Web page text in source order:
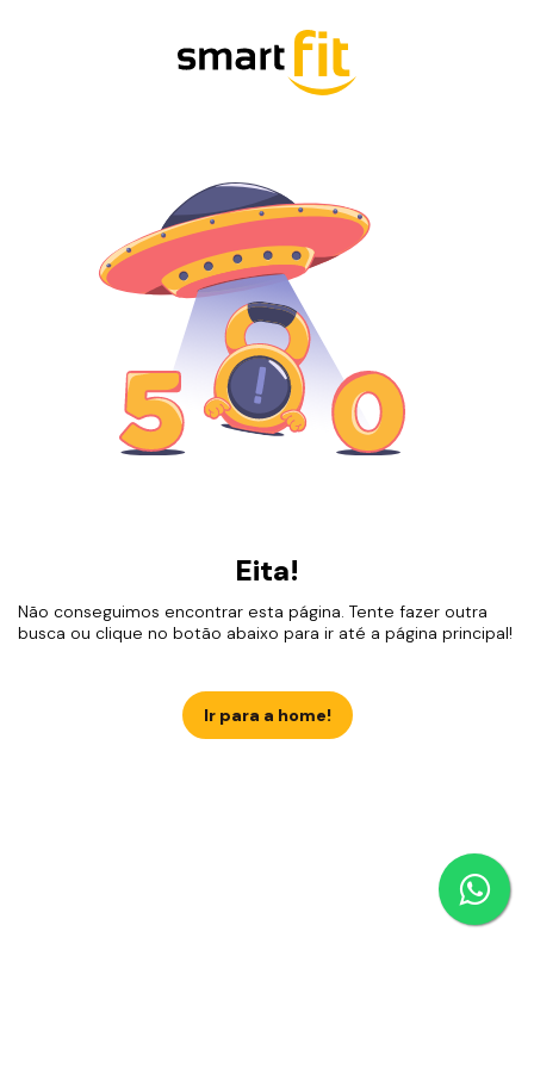
Eita!
Não conseguimos encontrar esta página. Tente fazer outra
busca ou clique no botão abaixo para ir até a página principal!
Ir para a home!